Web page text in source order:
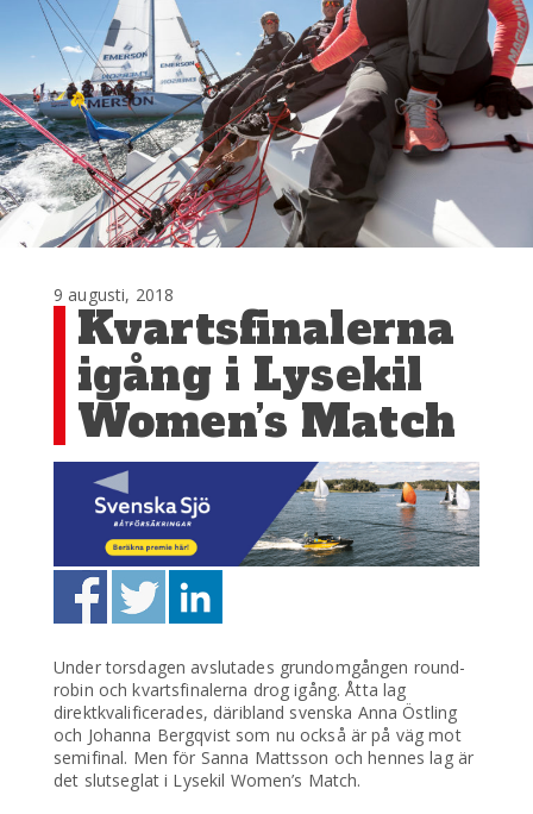
9 augusti, 2018
Kvartsfinalerna
igång i Lysekil
Women’s Match
Under torsdagen avslutades grundomgången round-
robin och kvartsfinalerna drog igång. Åtta lag
direktkvalificerades, däribland svenska Anna Östling
och Johanna Bergqvist som nu också är på väg mot
semifinal. Men för Sanna Mattsson och hennes lag är
det slutseglat i Lysekil Women’s Match.